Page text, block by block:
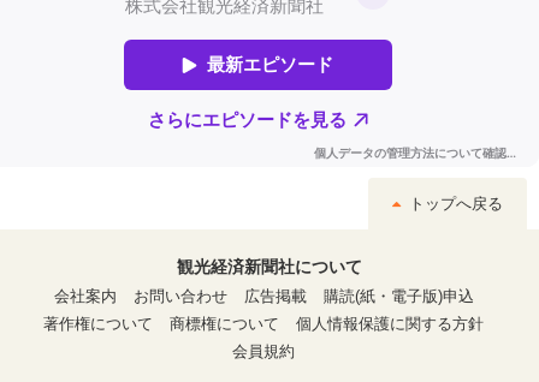
トップへ戻る
観光経済新聞社について
会社案内
お問い合わせ 広告掲載
購読(紙・電子版)申込
著作権について
商標権について
個人情報保護に関する方針
会員規約